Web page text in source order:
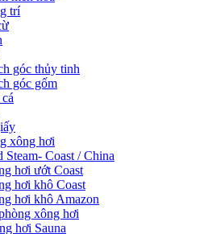
trí
góc thủy tinh
góc gốm
xông hơi
Steam- Coast / China
hơi ướt Coast
hơi khô Coast
hơi khô Amazon
xông hơi
hơi Sauna